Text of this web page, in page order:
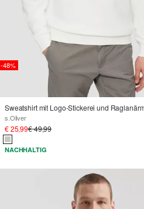
-48%
Sweatshirt mit Logo-Stickerei und
s.Oliver
€ 25,99€ 49,99
NACHHALTIG